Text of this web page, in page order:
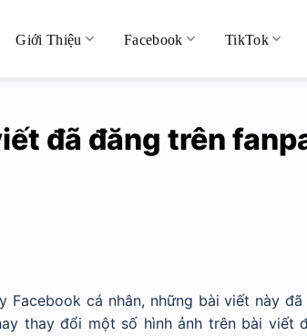
Giới Thiệu Facebook TikTok
đã đăng trên
cá nhân, những bài viết này đã
thay đổi một số hình ảnh trên bài viết